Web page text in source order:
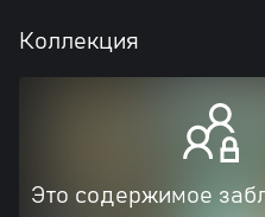
Коллекция
Это содержимое